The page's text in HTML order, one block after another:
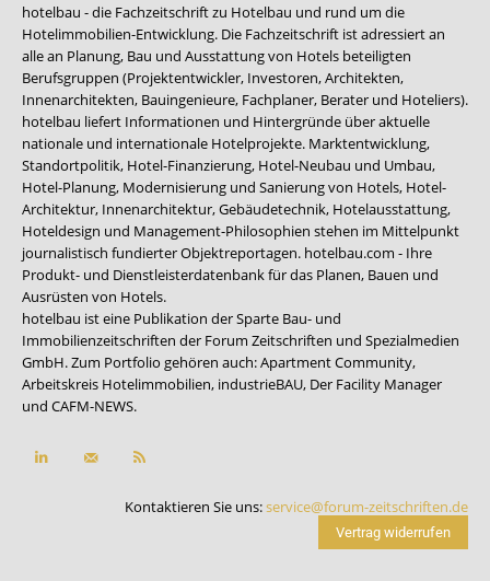
hotelbau - die Fachzeitschrift zu Hotelbau und rund um die
Hotelimmobilien-Entwicklung. Die Fachzeitschrift ist adressiert an
alle an Planung, Bau und Ausstattung von Hotels beteiligten
Berufsgruppen (Projektentwickler, Investoren, Architekten,
Innenarchitekten, Bauingenieure, Fachplaner, Berater und Hoteliers).
hotelbau liefert Informationen und Hintergründe über aktuelle
nationale und internationale Hotelprojekte. Marktentwicklung,
Standortpolitik, Hotel-Finanzierung, Hotel-Neubau und Umbau,
Hotel-Planung, Modernisierung und Sanierung von Hotels, Hotel-
Architektur, Innenarchitektur, Gebäudetechnik, Hotelausstattung,
Hoteldesign und Management-Philosophien stehen im Mittelpunkt
journalistisch fundierter Objektreportagen. hotelbau.com - Ihre
Produkt- und Dienstleisterdatenbank für das Planen, Bauen und
Ausrüsten von Hotels.
hotelbau ist eine Publikation der Sparte Bau- und
Immobilienzeitschriften der Forum Zeitschriften und Spezialmedien
GmbH. Zum Portfolio gehören auch:Apartment Community,
Arbeitskreis Hotelimmobilien, industrieBAU, Der Facility Manager
und CAFM-NEWS.
Kontaktieren Sie uns:service@forum-zeitschriften.de
Vertrag widerrufen